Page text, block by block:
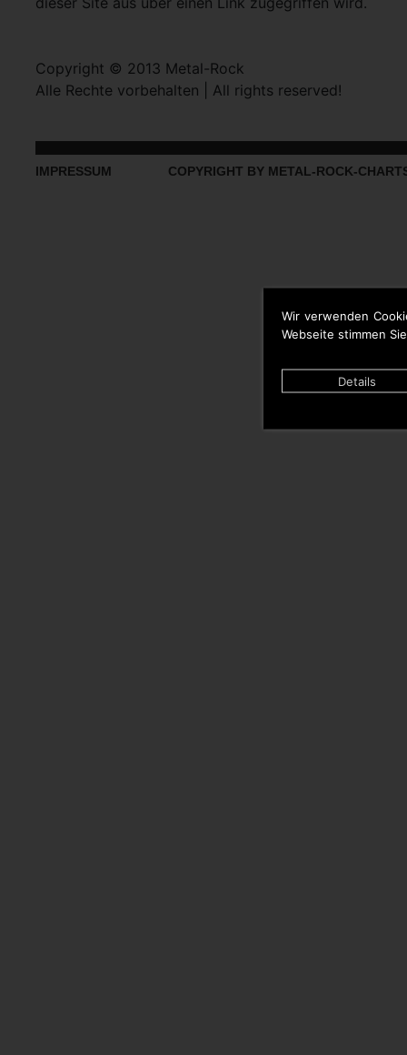
Wir verwenden
Webseite stimmen
Details
Copyright © 2013 Metal-Rock
Alle Rechte vorbehalten | All rights reserved!
IMPRESSUM COPYRIGHT BY METAL-ROCK-